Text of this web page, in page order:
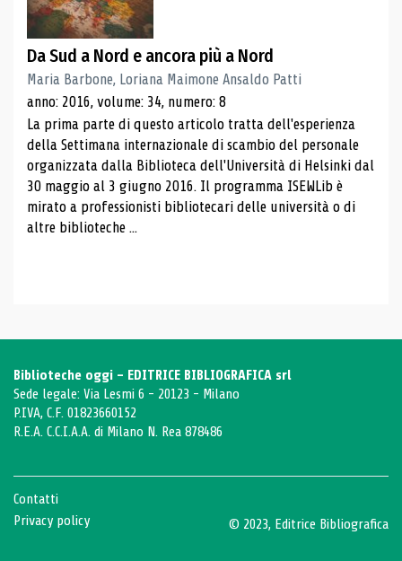
Da Sud a Nord e ancora più a Nord
Maria Barbone, Loriana Maimone Ansaldo Patti
anno: 2016, volume: 34, numero: 8
La prima parte di questo articolo tratta dell'esperienza
della Settimana internazionale di scambio del personale
organizzata dalla Biblioteca dell'Università di Helsinki dal
30 maggio al 3 giugno 2016. Il programma ISEWLib è
mirato a professionisti bibliotecari delle università o di
altre biblioteche ...
Biblioteche oggi - EDITRICE BIBLIOGRAFICA srl
Sede legale: Via Lesmi 6 - 20123 - Milano
P.IVA, C.F. 01823660152
R.E.A. C.C.I.A.A. di Milano N. Rea 878486
Contatti
Privacy policy
© 2023, Editrice Bibliografica